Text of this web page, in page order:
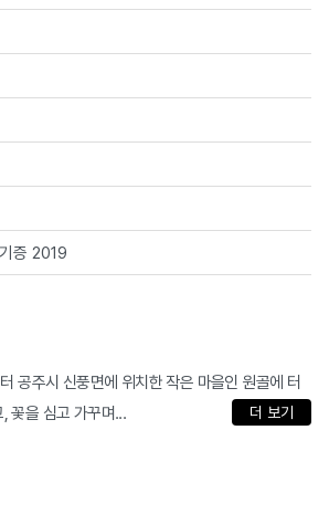
증 2019
공주시 신풍면에 위치한 작은 마을인 원골에 터
꽃을 심고 가꾸며...
더 보기